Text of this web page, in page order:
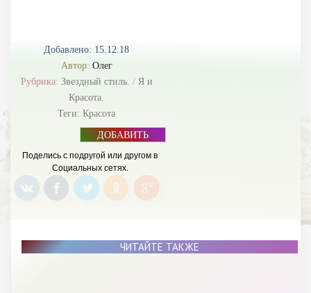
Добавлено: 15.12.18
Автор: Олег
Рубрика: Звездный стиль. / Я и
Красота.
Теги: Красота
ДОБАВИТЬ
Поделись с подругой или другом в
Социальных сетях.
ЧИТАЙТЕ ТАКЖЕ